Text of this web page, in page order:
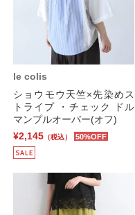
le colis
ショウモウ天竺×先染めス
トライプ ・チェック ドル
マンプルオーバー(オフ)
¥2,145 （税込） 50%OFF